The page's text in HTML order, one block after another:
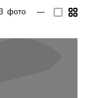
фото —